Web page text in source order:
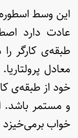
این وسط
عادت دارد
طبقه‌ی کارگر را
معادل
خود از طبقه‌ی
و مستمر باشد.
خواب برمی‌خیزد